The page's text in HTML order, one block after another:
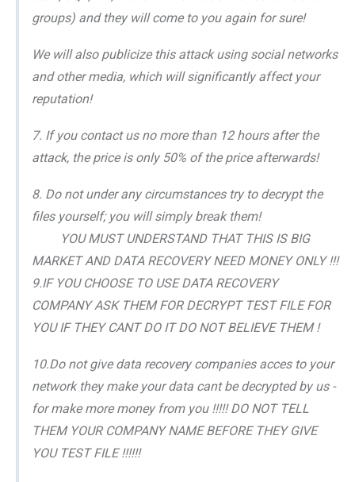
groups) and they will come to you again for sure!
We will also publicize this attack using social networks
and other media, which will significantly affect your
reputation!
7. If you contact us no more than 12 hours after the
attack, the price is only 50% of the price afterwards!
8. Do not under any circumstances try to decrypt the
files yourself; you will simply break them!
YOU MUST UNDERSTAND THAT THIS IS BIG
MARKET AND DATA RECOVERY NEED MONEY ONLY !!!
9.IF YOU CHOOSE TO USE DATA RECOVERY
COMPANY ASK THEM FOR DECRYPT TEST FILE FOR
YOU IF THEY CANT DO IT DO NOT BELIEVE THEM !
10.Do not give data recovery companies acces to your
network they make your data cant be decrypted by us -
for make more money from you !!!!! DO NOT TELL
THEM YOUR COMPANY NAME BEFORE THEY GIVE
YOU TEST FILE !!!!!!